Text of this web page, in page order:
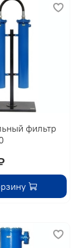
фильтр